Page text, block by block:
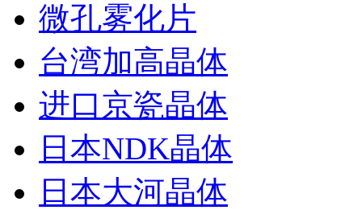
微孔雾化片
台湾加高晶体
进口京瓷晶体
日本NDK晶体
日本大河晶体